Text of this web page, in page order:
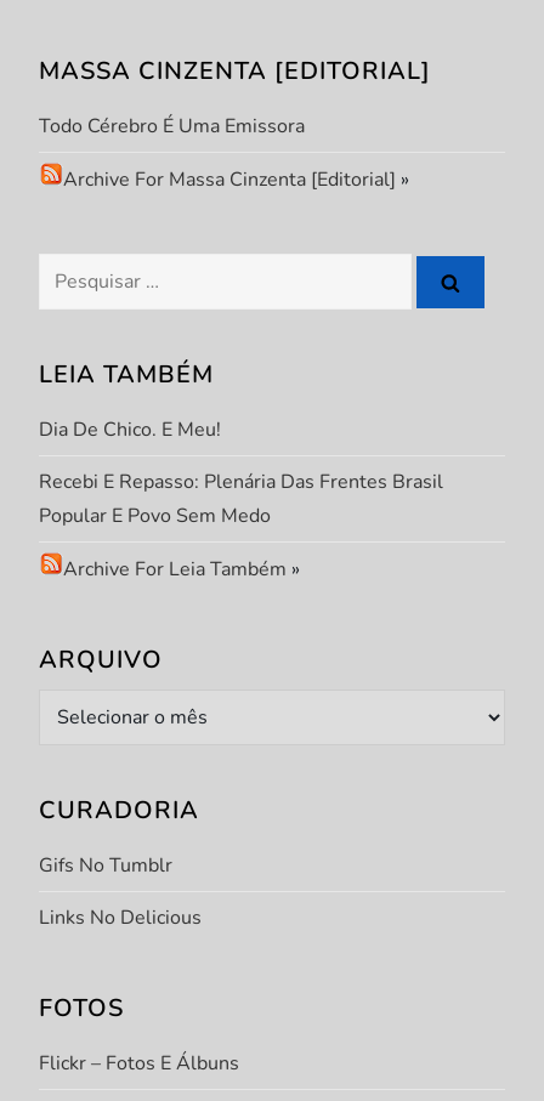
d
e
P
o
s
t
MASSA CINZENTA [EDITORIAL]
Todo Cérebro É Uma Emissora
Archive For Massa Cinzenta [Editorial] »
Pesquisar
por:
LEIA TAMBÉM
Dia De Chico. E Meu!
Recebi E Repasso: Plenária Das Frentes Brasil
Popular E Povo Sem Medo
Archive For Leia Também »
ARQUIVO
Arquivo
CURADORIA
Gifs No Tumblr
Links No Delicious
FOTOS
Flickr – Fotos E Álbuns